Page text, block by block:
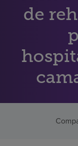
Recursos de salud
Acerca de nosotros
Buscar un centro
Inversores
de